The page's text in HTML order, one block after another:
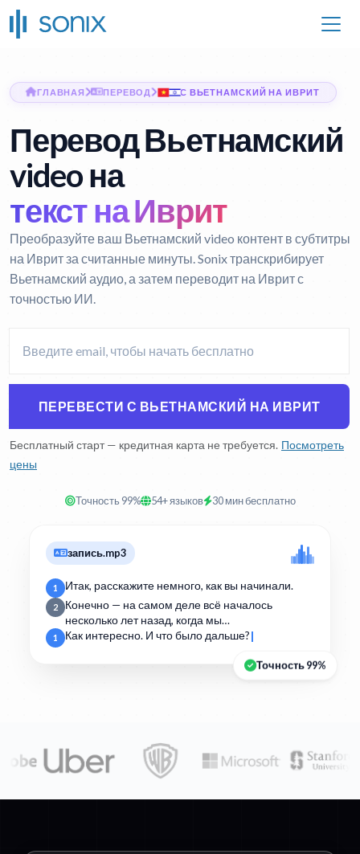
ГЛАВНАЯ ПЕРЕВОД С ВЬЕТНАМСКИЙ НА ИВРИТ
Перевод Вьетнамский
video на
текст на Иврит
Преобразуйте ваш Вьетнамский video контент в субтитры
на Иврит за считанные минуты. Sonix транскрибирует
Вьетнамский аудио, а затем переводит на Иврит с
точностью ИИ.
ПЕРЕВЕСТИ С ВЬЕТНАМСКИЙ НА ИВРИТ
Бесплатный старт — кредитная карта не требуется. Посмотреть
цены
Точность 99% 54+ языков 30 мин бесплатно
запись.mp3
1 Итак, расскажите немного, как вы начинали.
2
Конечно — на самом деле всё началось
несколько лет назад, когда мы…
1 Как интересно. И что было дальше?
Точность 99%